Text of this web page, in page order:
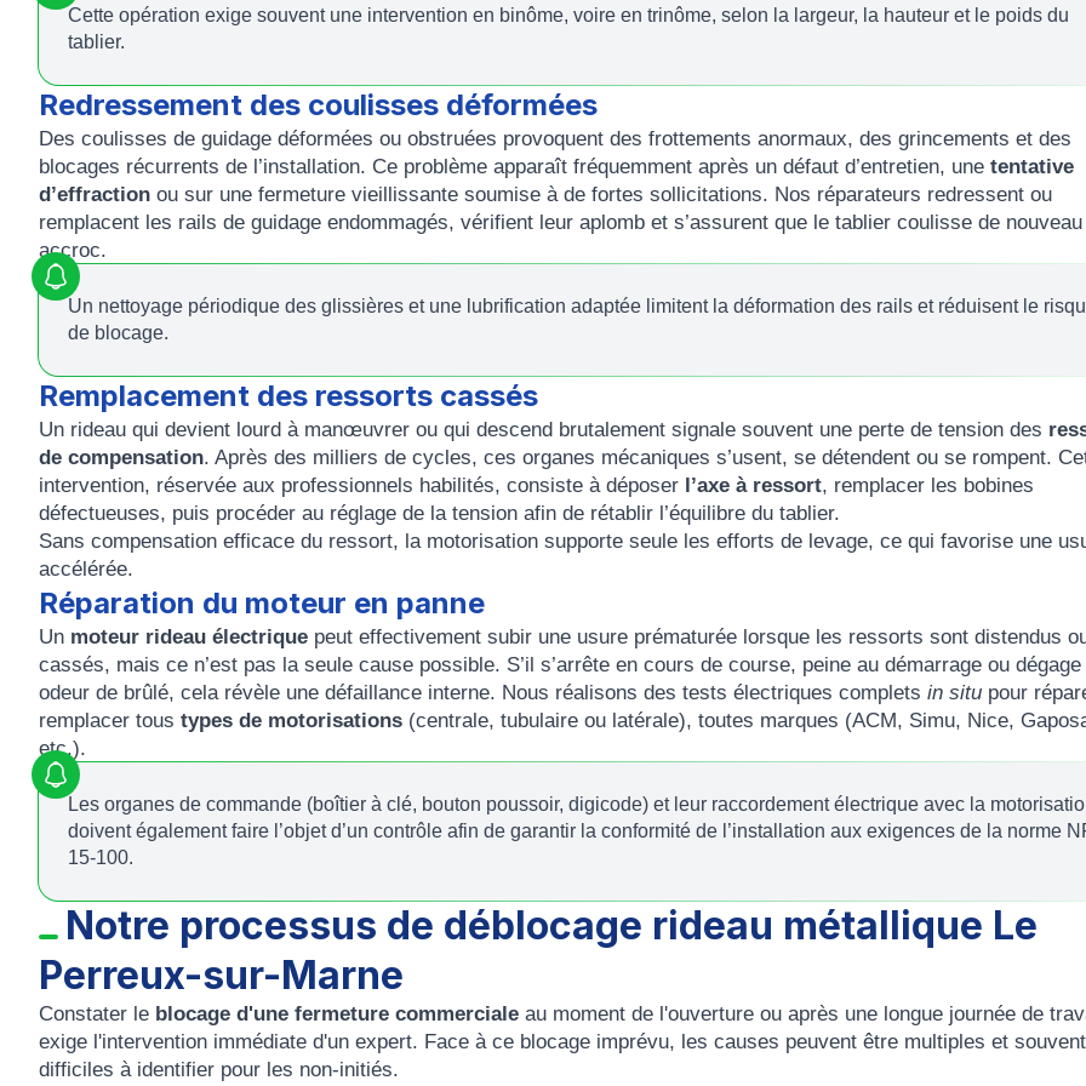
Cette opération exige souvent une intervention en binôme, voire en trinôme, selon la largeur, la hauteur et le poids du
tablier.
Redressement des coulisses déformées
Des coulisses de guidage déformées ou obstruées provoquent des frottements anormaux, des grincements et des
blocages récurrents de l’installation. Ce problème apparaît fréquemment après un défaut d’entretien, une tentative
d’effraction ou sur une fermeture vieillissante soumise à de fortes sollicitations. Nos réparateurs redressent ou
remplacent les rails de guidage endommagés, vérifient leur aplomb et s’assurent que le tablier coulisse de
accroc.
Un nettoyage périodique des glissières et une lubrification adaptée limitent la déformation des rails et réduisent le
de blocage.
Remplacement des ressorts cassés
Un rideau qui devient lourd à manœuvrer ou qui descend brutalement signale souvent une perte de tension des
de compensation. Après des milliers de cycles, ces organes mécaniques s’usent, se détendent ou se rompent.
intervention, réservée aux professionnels habilités, consiste à déposer l’axe à ressort, remplacer les bobines
défectueuses, puis procéder au réglage de la tension afin de rétablir l’équilibre du tablier.
Sans compensation efficace du ressort, la motorisation supporte seule les efforts de levage, ce qui favorise une
accélérée.
Réparation du moteur en panne
Un moteur rideau électrique peut effectivement subir une usure prématurée lorsque les ressorts sont distendus
cassés, mais ce n’est pas la seule cause possible. S’il s’arrête en cours de course, peine au démarrage ou dégage
odeur de brûlé, cela révèle une défaillance interne. Nous réalisons des tests électriques complets in situ pour
remplacer tous types de motorisations (centrale, tubulaire ou latérale), toutes marques (ACM, Simu, Nice,
etc.).
Les organes de commande (boîtier à clé, bouton poussoir, digicode) et leur raccordement électrique avec la
doivent également faire l’objet d’un contrôle afin de garantir la conformité de l’installation aux exigences de la norme
15-100.
Notre processus de déblocage rideau métallique Le
Perreux-sur-Marne
Constater le blocage d'une fermeture commerciale au moment de l'ouverture ou après une longue journée de
exige l'intervention immédiate d'un expert. Face à ce blocage imprévu, les causes peuvent être multiples et souvent
difficiles à identifier pour les non-initiés.